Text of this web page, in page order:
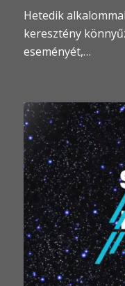
Hetedik
keresztény
eseményét,…